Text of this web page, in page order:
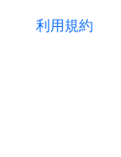
利用規約